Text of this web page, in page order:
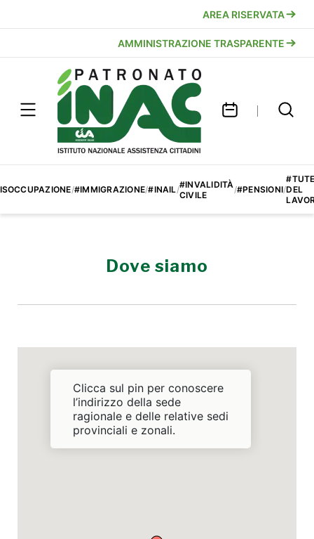
AREA RISERVATA
AMMINISTRAZIONE TRASPARENTE
/#IMMIGRAZIONE/#INAIL/#INVALIDITÀ
CIVILE
/#PENSIONI/DEL
Dove siamo
Clicca sul pin per conoscere
l’indirizzo della sede
ragionale e delle relative sedi
provinciali e zonali.